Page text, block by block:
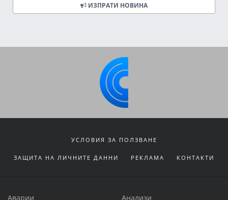
ИЗПРАТИ НОВИНА
УСЛОВИЯ ЗА ПОЛЗВАНЕ
ЗАЩИТА НА ЛИЧНИТЕ ДАННИ РЕКЛАМА КОНТАКТИ
Аварии
Анализи